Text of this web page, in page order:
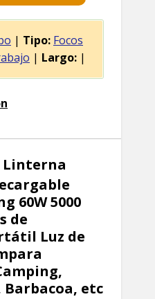
| Tipo: Focos
| Largo: |
Linterna
60W 5000
de
Luz de
etc